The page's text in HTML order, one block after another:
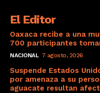
El Editor
Oaxaca recibe a una
700 participantes
NACIONAL 7 agosto, 2026
Suspende Estados
por amenaza a su
aguacate resultan